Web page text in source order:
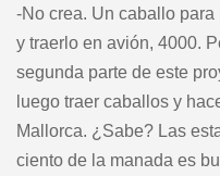
-No crea. Un caballo
y traerlo en avión, 4000.
segunda parte de este
luego traer caballos y
Mallorca. ¿Sabe? Las
ciento de la manada es